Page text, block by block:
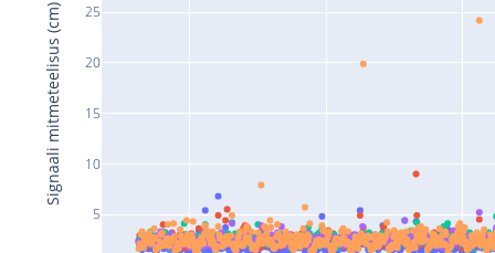
5
10
15
20
25
Signaali mitmeteelisus (cm)